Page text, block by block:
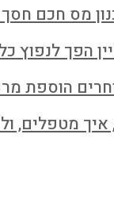
חכם חסך
הפך לנפוץ
הוספת
מטפלים,